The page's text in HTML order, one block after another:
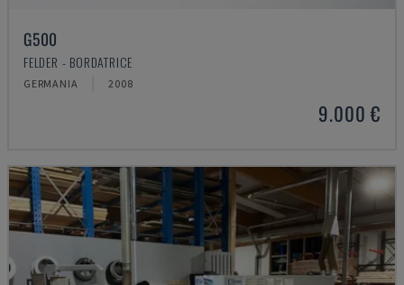
G500
FELDER - BORDATRICE
GERMANIA 2008
9.000 €